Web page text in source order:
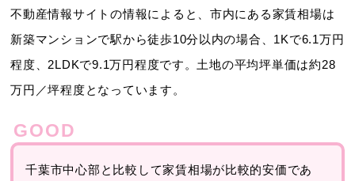
不動産情報サイトの情報によると、市内にある家賃相場は
新築マンションで駅から徒歩10分以内の場合、1Kで6.1万円
程度、2LDKで9.1万円程度です。土地の平均坪単価は約28
万円／坪程度となっています。
千葉市中心部と比較して家賃相場が比較的安価であ